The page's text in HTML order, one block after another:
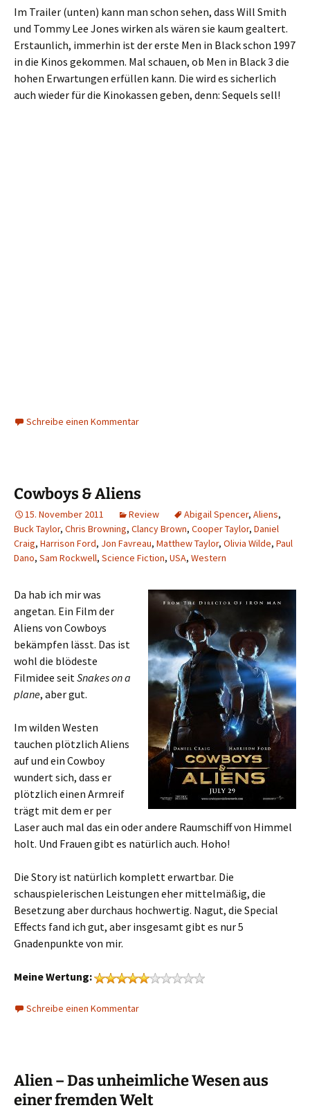
Im Trailer (unten) kann man schon sehen, dass Will Smith
und Tommy Lee Jones wirken als wären sie kaum gealtert.
Erstaunlich, immerhin ist der erste Men in Black schon 1997
in die Kinos gekommen. Mal schauen, ob Men in Black 3 die
hohen Erwartungen erfüllen kann. Die wird es sicherlich
auch wieder für die Kinokassen geben, denn: Sequels sell!
Schreibe einen Kommentar
Cowboys & Aliens
15. November 2011 Review Abigail Spencer, Aliens,
Buck Taylor, Chris Browning, Clancy Brown, Cooper Taylor, Daniel
Craig, Harrison Ford, Jon Favreau, Matthew Taylor, Olivia Wilde, Paul
Dano, Sam Rockwell, Science Fiction, USA, Western
Da hab ich mir was
angetan. Ein Film der
Aliens von Cowboys
bekämpfen lässt. Das ist
wohl die blödeste
Filmidee seitSnakes on a
plane, aber gut.
Im wilden Westen
tauchen plötzlich Aliens
auf und ein Cowboy
wundert sich, dass er
plötzlich einen Armreif
trägt mit dem er per
Laser auch mal das ein oder andere Raumschiff von Himmel
holt. Und Frauen gibt es natürlich auch. Hoho!
Die Story ist natürlich komplett erwartbar. Die
schauspielerischen Leistungen eher mittelmäßig, die
Besetzung aber durchaus hochwertig. Nagut, die Special
Effects fand ich gut, aber insgesamt gibt es nur 5
Gnadenpunkte von mir.
Meine Wertung:
Schreibe einen Kommentar
Alien – Das unheimliche Wesen aus
einer fremden Welt